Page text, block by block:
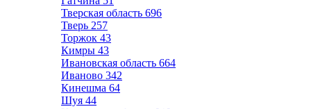
Тверская область 696
Тверь 257
Торжок 43
Кимры 43
Ивановская область 664
Иваново 342
Кинешма 64
Шуя 44